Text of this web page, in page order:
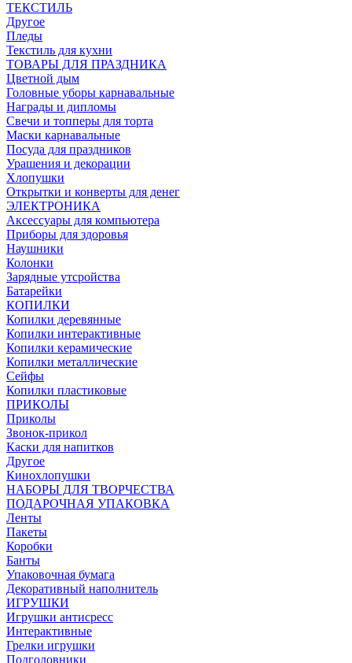
ТЕКСТИЛЬ
Другое
Пледы
Текстиль для кухни
ТОВАРЫ ДЛЯ ПРАЗДНИКА
Цветной дым
Головные уборы карнавальные
Награды и дипломы
Свечи и топперы для торта
Маски карнавальные
Посуда для праздников
Урашения и декорации
Хлопушки
Открытки и конверты для денег
ЭЛЕКТРОНИКА
Аксессуары для компьютера
Приборы для здоровья
Наушники
Колонки
Зарядные утсройства
Батарейки
КОПИЛКИ
Копилки деревянные
Копилки интерактивные
Копилки керамические
Копилки металлические
Сейфы
Копилки пластиковые
ПРИКОЛЫ
Приколы
Звонок-прикол
Каски для напитков
Другое
Кинохлопушки
НАБОРЫ ДЛЯ ТВОРЧЕСТВА
ПОДАРОЧНАЯ УПАКОВКА
Ленты
Пакеты
Коробки
Банты
Упаковочная бумага
Декоративный наполнитель
ИГРУШКИ
Игрушки антисресс
Интерактивные
Грелки игрушки
Подголовники